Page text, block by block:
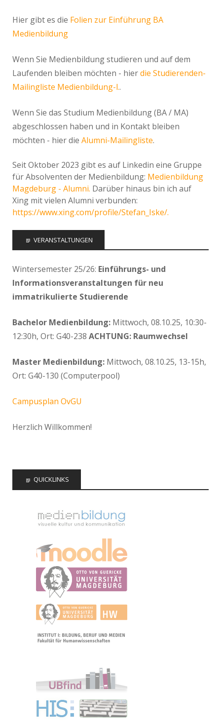
Hier gibt es die Folien zur Einführung BA
Medienbildung
Wenn Sie Medienbildung studieren und auf dem
Laufenden bleiben möchten - hierdie Studierenden-
Mailingliste Medienbildung-l..
Wenn Sie das Studium Medienbildung (BA / MA)
abgeschlossen haben und in Kontakt bleiben
möchten - hier die Alumni-Mailingliste.
Seit Oktober 2023 gibt es auf Linkedin eine Gruppe
für Absolventen der Medienbildung: Medienbildung
Magdeburg - Alumni. Darüber hinaus bin ich auf
Xing mit vielen Alumni verbunden:
https://www.xing.com/profile/Stefan_Iske/.
VERANSTALTUNGEN
Wintersemester 25/26: Einführungs- und
Informationsveranstaltungen für neu
immatrikulierte Studierende
Bachelor Medienbildung: Mittwoch, 08.10.25, 10:30-
12:30h, Ort: G40-238 ACHTUNG: Raumwechsel
Master Medienbildung: Mittwoch, 08.10.25, 13-15h,
Ort: G40-130 (Computerpool)
Campusplan OvGU
Herzlich Willkommen!
QUICKLINKS